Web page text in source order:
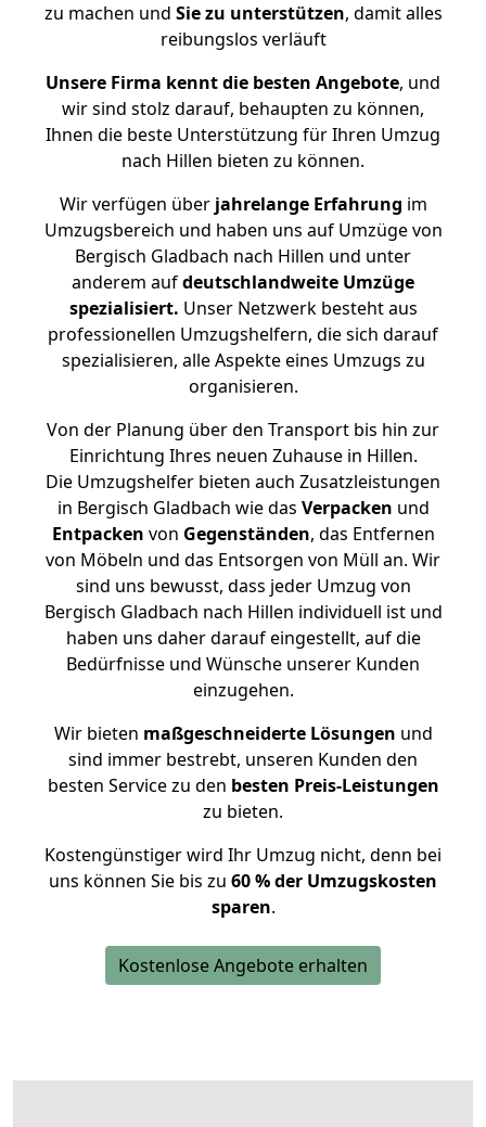
zu machen und Sie zu unterstützen, damit alles
reibungslos verläuft
Unsere Firma kennt die besten Angebote, und
wir sind stolz darauf, behaupten zu können,
Ihnen die beste Unterstützung für Ihren Umzug
nach Hillen bieten zu können.
Wir verfügen überjahrelange Erfahrung im
Umzugsbereich und haben uns auf Umzüge von
Bergisch Gladbach nach Hillen und unter
anderem aufdeutschlandweite Umzüge
spezialisiert. Unser Netzwerk besteht aus
professionellen Umzugshelfern, die sich darauf
spezialisieren, alle Aspekte eines Umzugs zu
organisieren.
Von der Planung über den Transport bis hin zur
Einrichtung Ihres neuen Zuhause in Hillen.
Die Umzugshelfer bieten auch Zusatzleistungen
in Bergisch Gladbach wie das Verpacken und
Entpacken von Gegenständen, das Entfernen
von Möbeln und das Entsorgen von Müll an. Wir
sind uns bewusst, dass jeder Umzug von
Bergisch Gladbach nach Hillen individuell ist und
haben uns daher darauf eingestellt, auf die
Bedürfnisse und Wünsche unserer Kunden
einzugehen.
Wir bieten maßgeschneiderte Lösungen und
sind immer bestrebt, unseren Kunden den
besten Service zu den besten Preis-Leistungen
zu bieten.
Kostengünstiger wird Ihr Umzug nicht, denn bei
uns können Sie bis zu 60 % der Umzugskosten
sparen.
Kostenlose Angebote erhalten